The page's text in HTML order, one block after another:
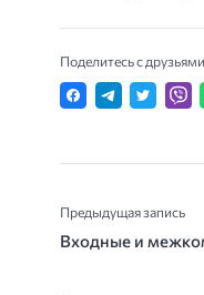
Поделитесь с друзьями
Предыдущая запись
Входные и